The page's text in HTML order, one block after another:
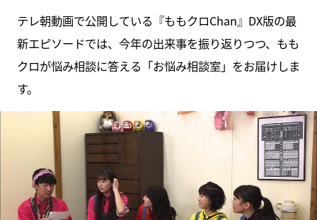
テレ朝動画で公開している『ももクロChan』DX版の最
新エピソードでは、今年の出来事を振り返りつつ、もも
クロが悩み相談に答える「お悩み相談室」をお届けしま
す。